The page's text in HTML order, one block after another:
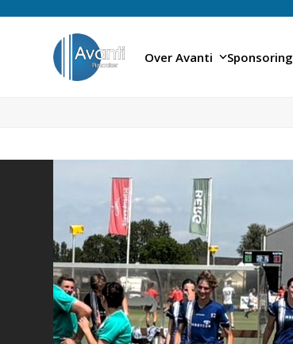
Over Avanti Sponsoring